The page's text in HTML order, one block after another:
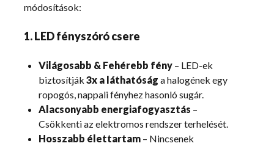
módosítások:
1. LED fényszóró csere
Világosabb & Fehérebb fény – LED-ek
biztosítják3x a láthatóság a halogének egy
ropogós, nappali fényhez hasonló sugár.
Alacsonyabb energiafogyasztás –
Csökkenti az elektromos rendszer terhelését.
Hosszabb élettartam – Nincsenek